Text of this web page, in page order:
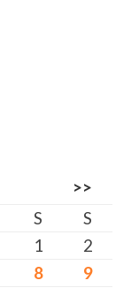
>>
S
S
1
2
8
9